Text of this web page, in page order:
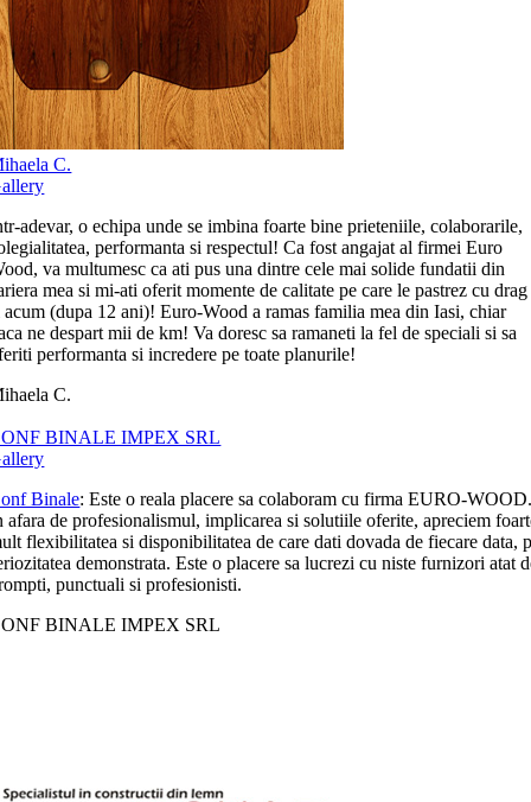
C.
adevar, o echipa unde se imbina foarte bine prieteniile, colaborarile,
performanta si respectul! Ca fost angajat al firmei Euro
va multumesc ca ati pus una dintre cele mai solide fundatii din
mea si mi-ati oferit momente de calitate pe care le pastrez cu drag
acum (dupa 12 ani)! Euro-Wood a ramas familia mea din Iasi, chiar
ne despart mii de km! Va doresc sa ramaneti la fel de speciali si sa
performanta si incredere pe toate planurile!
C.
BINALE IMPEX SRL
Binale: Este o reala placere sa colaboram cu firma EURO-
afara de profesionalismul, implicarea si solutiile oferite, apreciem
flexibilitatea si disponibilitatea de care dati dovada de fiecare data,
demonstrata. Este o placere sa lucrezi cu niste furnizori atat
punctuali si profesionisti.
BINALE IMPEX SRL